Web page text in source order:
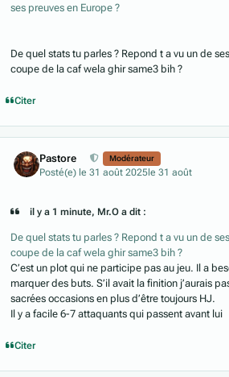
ses preuves en Europe ?
De quel stats tu parles ? Repond t a vu un de
coupe de la caf wela ghir same3 bih ?
Citer
Pastore Modérateur
Posté(e) le 31 août 2025 le 31 août
il y a 1 minute, Mr.O a dit :
De quel stats tu parles ? Repond t a vu un de
coupe de la caf wela ghir same3 bih ?
C’est un plot qui ne participe pas au jeu. Il a
marquer des buts. S’il avait la finition j’aurais
sacrées occasions en plus d’être toujours HJ.
Il y a facile 6-7 attaquants qui passent avant lui
Citer